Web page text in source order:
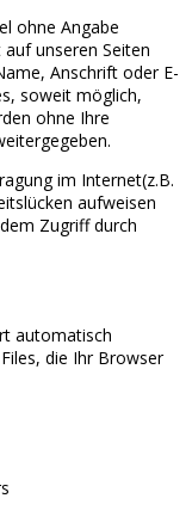
ohne Angabe
unseren Seiten
Anschrift oder E-
soweit möglich,
ohne Ihre
im Internet(z.B.
aufweisen
Zugriff durch
automatisch
die Ihr Browser